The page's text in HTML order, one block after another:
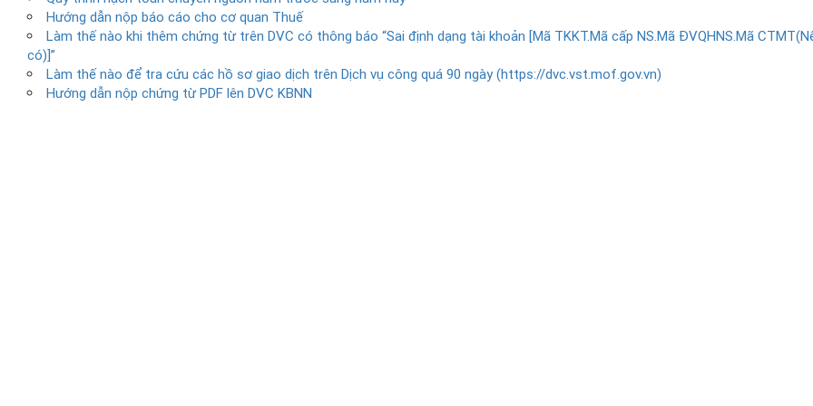
Hướng dẫn nộp báo cáo cho cơ quan Thuế
Làm thế nào khi thêm chứng từ trên DVC có thông báo “Sai định dạng tài khoản [Mã TKKT.Mã cấp NS.Mã ĐVQHNS.Mã
có)]”
Làm thế nào để tra cứu các hồ sơ giao dịch trên Dịch vụ công quá 90 ngày (https://dvc.vst.mof.gov.vn)
Hướng dẫn nộp chứng từ PDF lên DVC KBNN